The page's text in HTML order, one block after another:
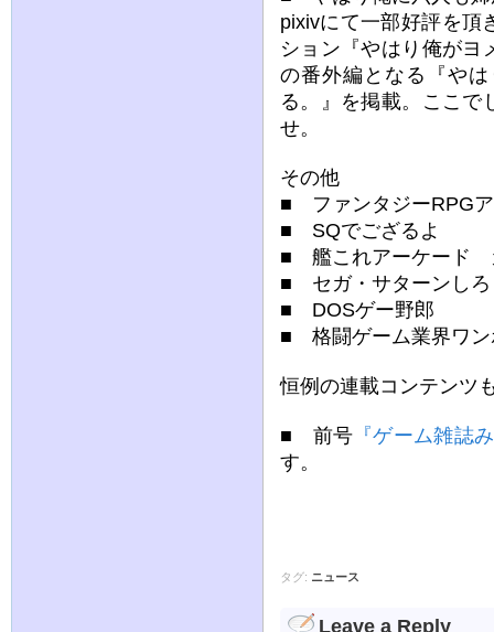
pixivにて一部好評を頂
ション『やはり俺がヨ
の番外編となる『や
る。』を掲載。ここで
せ。
その他
■ ファンタジーRPG
■ SQでござるよ
■ 艦これアーケード
■ セガ・サターンしろ
■ DOSゲー野郎
■ 格闘ゲーム業界ワン
恒例の連載コンテンツ
■ 前号 『ゲーム雑誌
す。
タグ: ニュース
Leave a Reply